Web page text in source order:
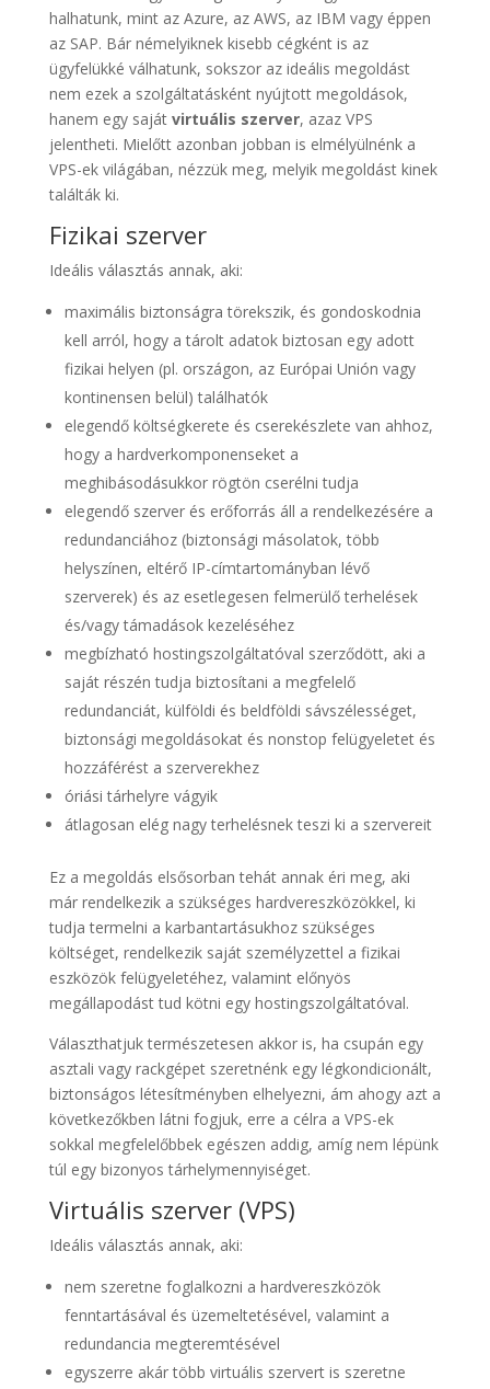
halhatunk, mint az Azure, az AWS, az IBM vagy éppen
az SAP. Bár némelyiknek kisebb cégként is az
ügyfelükké válhatunk, sokszor az ideális megoldást
nem ezek a szolgáltatásként nyújtott megoldások,
hanem egy saját virtuális szerver, azaz VPS
jelentheti. Mielőtt azonban jobban is elmélyülnénk a
VPS-ek világában, nézzük meg, melyik megoldást kinek
találták ki.
Fizikai szerver
Ideális választás annak, aki:
maximális biztonságra törekszik, és gondoskodnia
kell arról, hogy a tárolt adatok biztosan egy adott
fizikai helyen (pl. országon, az Európai Unión vagy
kontinensen belül) találhatók
elegendő költségkerete és cserekészlete van ahhoz,
hogy a hardverkomponenseket a
meghibásodásukkor rögtön cserélni tudja
elegendő szerver és erőforrás áll a rendelkezésére a
redundanciához (biztonsági másolatok, több
helyszínen, eltérő IP-címtartományban lévő
szerverek) és az esetlegesen felmerülő terhelések
és/vagy támadások kezeléséhez
megbízható hostingszolgáltatóval szerződött, aki a
saját részén tudja biztosítani a megfelelő
redundanciát, külföldi és beldföldi sávszélességet,
biztonsági megoldásokat és nonstop felügyeletet és
hozzáférést a szerverekhez
óriási tárhelyre vágyik
átlagosan elég nagy terhelésnek teszi ki a szervereit
Ez a megoldás elsősorban tehát annak éri meg, aki
már rendelkezik a szükséges hardvereszközökkel, ki
tudja termelni a karbantartásukhoz szükséges
költséget, rendelkezik saját személyzettel a fizikai
eszközök felügyeletéhez, valamint előnyös
megállapodást tud kötni egy hostingszolgáltatóval.
Választhatjuk természetesen akkor is, ha csupán egy
asztali vagy rackgépet szeretnénk egy légkondicionált,
biztonságos létesítményben elhelyezni, ám ahogy azt a
következőkben látni fogjuk, erre a célra a VPS-ek
sokkal megfelelőbbek egészen addig, amíg nem lépünk
túl egy bizonyos tárhelymennyiséget.
Virtuális szerver (VPS)
Ideális választás annak, aki:
nem szeretne foglalkozni a hardvereszközök
fenntartásával és üzemeltetésével, valamint a
redundancia megteremtésével
egyszerre akár több virtuális szervert is szeretne